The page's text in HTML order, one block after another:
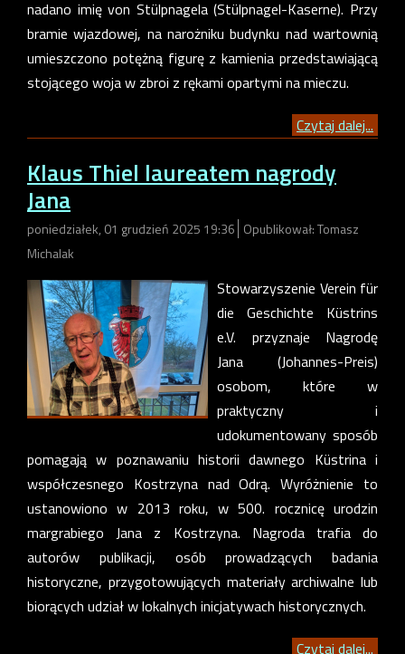
nadano imię von Stülpnagela (Stülpnagel-Kaserne). Przy
bramie wjazdowej, na narożniku budynku nad wartownią
umieszczono potężną figurę z kamienia przedstawiającą
stojącego woja w zbroi z rękami opartymi na mieczu.
Czytaj dalej...
Klaus Thiel laureatem nagrody
Jana
poniedziałek, 01 grudzień 2025 19:36 Opublikował: Tomasz
Michalak
Stowarzyszenie Verein für
die Geschichte Küstrins
e.V. przyznaje Nagrodę
Jana (Johannes-Preis)
osobom, które w
praktyczny i
udokumentowany sposób
pomagają w poznawaniu historii dawnego Küstrina i
współczesnego Kostrzyna nad Odrą. Wyróżnienie to
ustanowiono w 2013 roku, w 500. rocznicę urodzin
margrabiego Jana z Kostrzyna. Nagroda trafia do
autorów publikacji, osób prowadzących badania
historyczne, przygotowujących materiały archiwalne lub
biorących udział w lokalnych inicjatywach historycznych.
Czytaj dalej...